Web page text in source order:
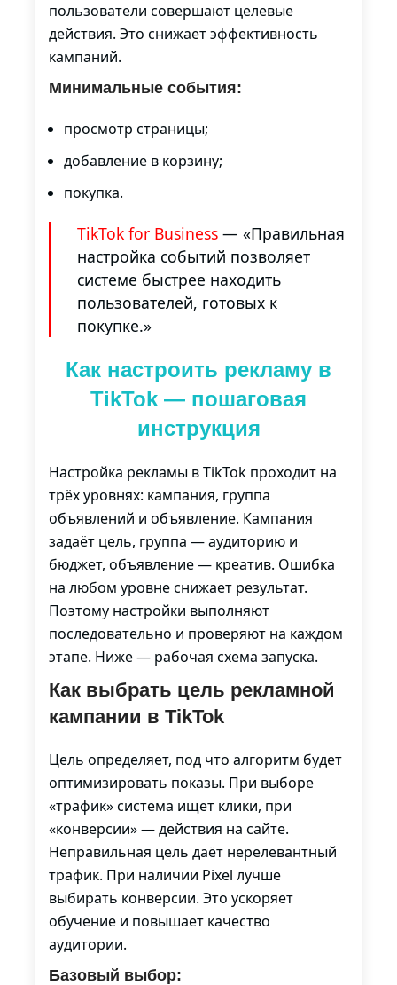
пользователи совершают целевые
действия. Это снижает эффективность
кампаний.
Минимальные события:
просмотр страницы;
добавление в корзину;
покупка.
TikTok for Business — «Правильная
настройка событий позволяет
системе быстрее находить
пользователей, готовых к
покупке.»
Как настроить рекламу в
TikTok — пошаговая
инструкция
Настройка рекламы вTikTok проходит на
трёх уровнях: кампания, группа
объявлений и объявление. Кампания
задаёт цель, группа — аудиторию и
бюджет, объявление — креатив. Ошибка
на любом уровне снижает результат.
Поэтому настройки выполняют
последовательно и проверяют на каждом
этапе. Ниже — рабочая схема запуска.
Как выбрать цель рекламной
кампании в TikTok
Цель определяет, под что алгоритм будет
оптимизировать показы. При выборе
«трафик» система ищет клики, при
«конверсии» — действия на сайте.
Неправильная цель даёт нерелевантный
трафик. При наличии Pixel лучше
выбирать конверсии. Это ускоряет
обучение и повышает качество
аудитории.
Базовый выбор: